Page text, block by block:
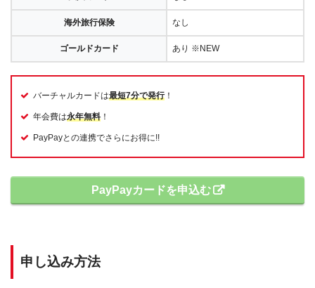
海外旅行保険 なし
ゴールドカード あり ※NEW
バーチャルカードは最短7分で発行！
年会費は永年無料 ！
PayPayとの連携でさらにお得に!!
PayPayカードを申込む
申し込み方法